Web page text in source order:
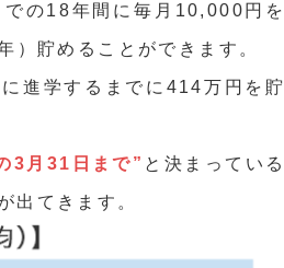
の18年間に毎月10,000円を
貯めることができます。
進学するまでに414万円を貯
3月31日まで” と決まっている
出てきます。